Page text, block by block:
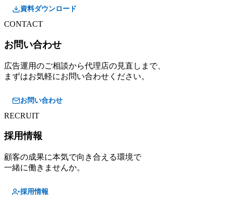
資料ダウンロード
CONTACT
お問い合わせ
広告運用のご相談から代理店の見直しまで、
まずはお気軽にお問い合わせください。
お問い合わせ
RECRUIT
採用情報
顧客の成果に本気で向き合える環境で
一緒に働きませんか。
採用情報